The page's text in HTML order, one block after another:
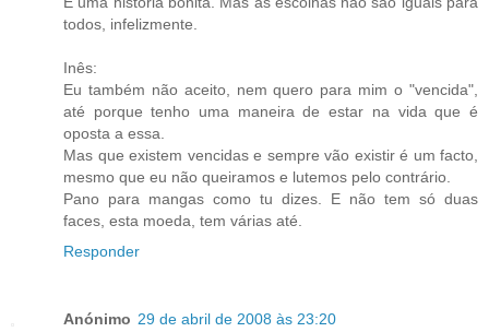
todos, infelizmente.
Inês:
Eu também não aceito, nem quero para mim o "vencida",
até porque tenho uma maneira de estar na vida que é
oposta a essa.
Mas que existem vencidas e sempre vão existir é um facto,
mesmo que eu não queiramos e lutemos pelo contrário.
Pano para mangas como tu dizes. E não tem só duas
faces, esta moeda, tem várias até.
Responder
Anónimo 29 de abril de 2008 às 23:20